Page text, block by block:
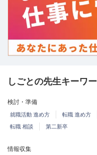
しごとの先生キーワ
検討・準備
就職活動 進め方 転職 進め方
転職 相談
第二新卒
情報収集